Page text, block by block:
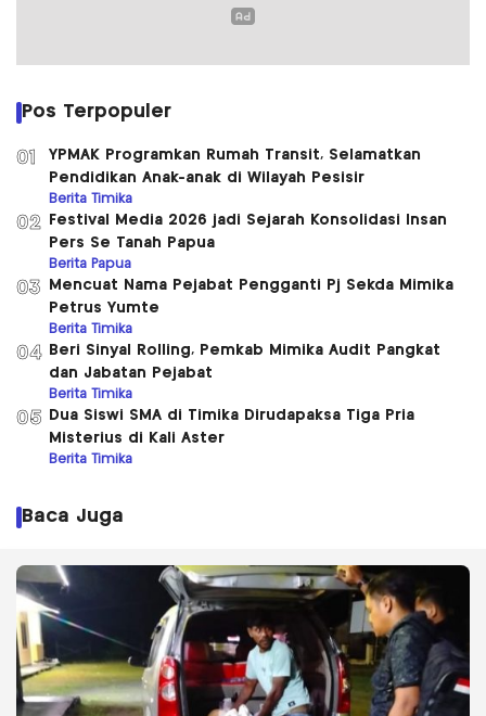
Pos Terpopuler
01
YPMAK Programkan Rumah Transit, Selamatkan
Pendidikan Anak-anak di Wilayah Pesisir
Berita Timika
02
Festival Media 2026 jadi Sejarah Konsolidasi Insan
Pers Se Tanah Papua
Berita Papua
03
Mencuat Nama Pejabat Pengganti Pj Sekda Mimika
Petrus Yumte
Berita Timika
04
Beri Sinyal Rolling, Pemkab Mimika Audit Pangkat
dan Jabatan Pejabat
Berita Timika
05
Dua Siswi SMA di Timika Dirudapaksa Tiga Pria
Misterius di Kali Aster
Berita Timika
Baca Juga